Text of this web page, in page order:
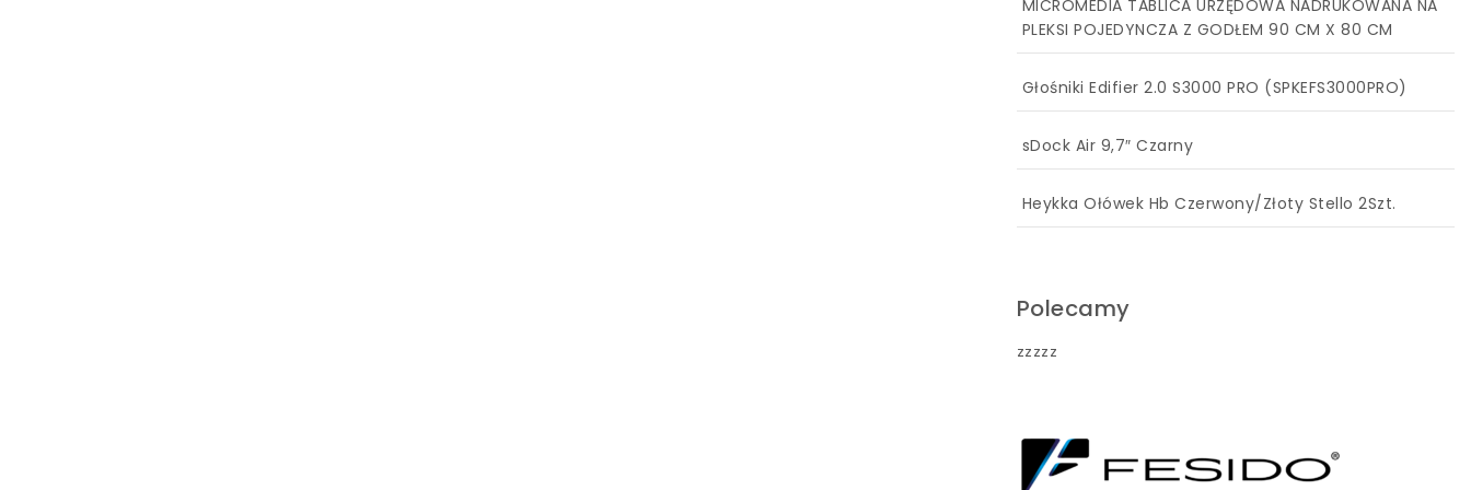
MICROMEDIA TABLICA URZĘDOWA NADRUKOWANA NA
PLEKSI POJEDYNCZA Z GODŁEM 90 CM X 80 CM
Głośniki Edifier 2.0 S3000 PRO (SPKEFS3000PRO)
sDock Air 9,7″ Czarny
Heykka Ołówek Hb Czerwony/Złoty Stello 2Szt.
Polecamy
zzzzz